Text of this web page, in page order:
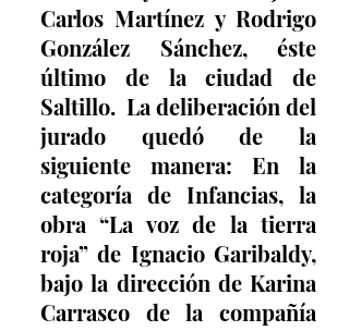
Carlos Martínez y Rodrigo
González Sánchez, éste
último de la ciudad de
Saltillo.  La deliberación del
jurado quedó de la
siguiente manera: En la
categoría de Infancias, la
obra “La voz de la tierra
roja” de Ignacio Garibaldy,
bajo la dirección de Karina
Carrasco de la compañía